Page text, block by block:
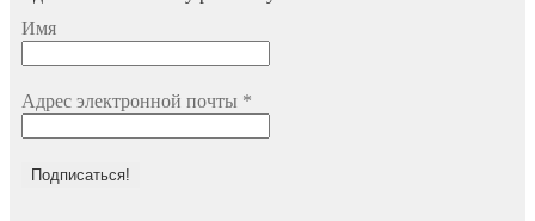
Имя
Адрес электронной почты *